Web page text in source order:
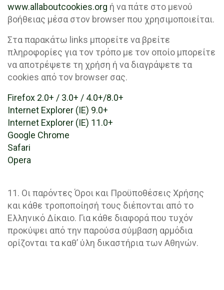
www.allaboutcookies.org ή να πάτε στο μενού
βοήθειας μέσα στον browser που χρησιμοποιείται.
Στα παρακάτω links μπορείτε να βρείτε
πληροφορίες για τον τρόπο με τον οποίο μπορείτε
να αποτρέψετε τη χρήση ή να διαγράψετε τα
cookies από τον browser σας.
Firefox 2.0+ / 3.0+ / 4.0+/8.0+
Internet Explorer (IE) 9.0+
Internet Explorer (IE) 11.0+
Google Chrome
Safari
Opera
11. Οι παρόντες Όροι και Προϋποθέσεις Χρήσης
και κάθε τροποποίησή τους διέπονται από το
Ελληνικό Δίκαιο. Για κάθε διαφορά που τυχόν
προκύψει από την παρούσα σύμβαση αρμόδια
ορίζονται τα καθ’ ύλη δικαστήρια των Αθηνών.